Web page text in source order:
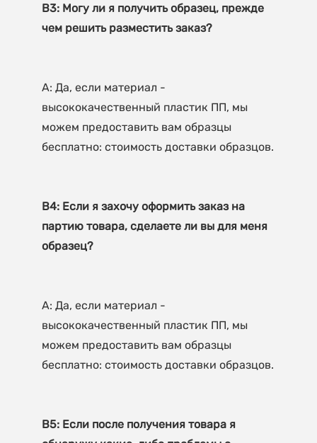
В3: Могу ли я получить образец, прежде
чем решить разместить заказ?
A: Да, если материал -
высококачественный пластик ПП, мы
можем предоставить вам образцы
В4: Если я захочу оформить заказ на
партию товара, сделаете ли вы для меня
образец?
A: Да, если материал -
высококачественный пластик ПП, мы
можем предоставить вам образцы
В5: Если после получения товара я